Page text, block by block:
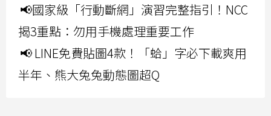
📢國家級「行動斷網」演習完整指引！NCC
揭3重點：勿用手機處理重要工作
📢 LINE免費貼圖4款！「蛤」字必下載爽用
半年、熊大兔兔動態圖超Q